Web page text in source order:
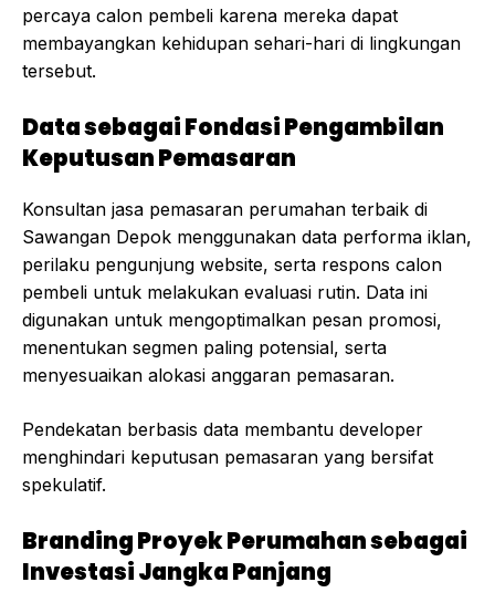
percaya calon pembeli karena mereka dapat
membayangkan kehidupan sehari-hari di lingkungan
tersebut.
Data sebagai Fondasi Pengambilan
Keputusan Pemasaran
Konsultan jasa pemasaran perumahan terbaik di
Sawangan Depok menggunakan data performa iklan,
perilaku pengunjung website, serta respons calon
pembeli untuk melakukan evaluasi rutin. Data ini
digunakan untuk mengoptimalkan pesan promosi,
menentukan segmen paling potensial, serta
menyesuaikan alokasi anggaran pemasaran.
Pendekatan berbasis data membantu developer
menghindari keputusan pemasaran yang bersifat
spekulatif.
Branding Proyek Perumahan sebagai
Investasi Jangka Panjang